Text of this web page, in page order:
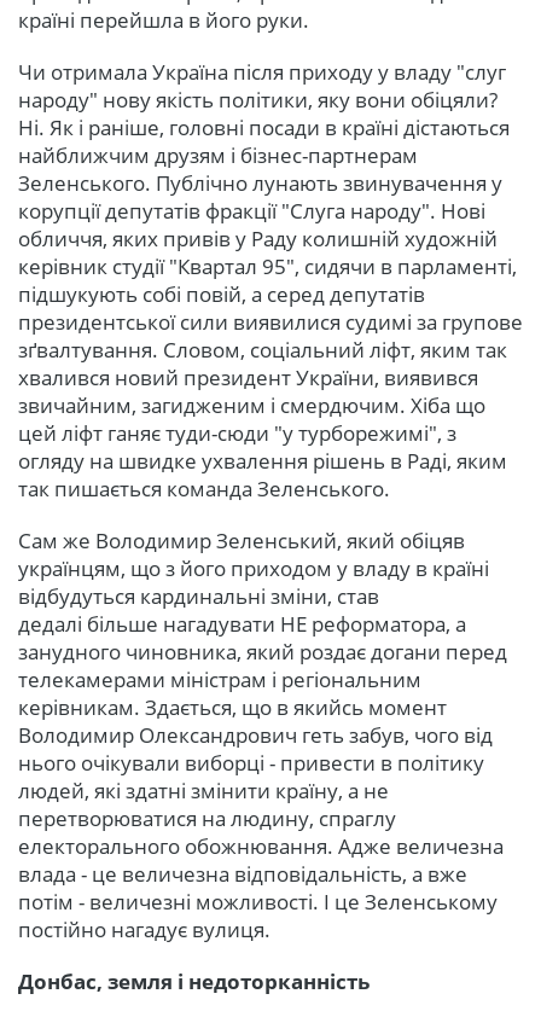
країні перейшла в його руки.
Чи отримала Україна після приходу у владу "слуг
народу" нову якість політики, яку вони обіцяли?
Ні. Як і раніше, головні посади в країні дістаються
найближчим друзям і бізнес-партнерам
Зеленського. Публічно лунають звинувачення у
корупції депутатів фракції "Слуга народу". Нові
обличчя, яких привів у Раду колишній художній
керівник студії "Квартал 95", сидячи в парламенті,
підшукують собі повій, а серед депутатів
президентської сили виявилися судимі за групове
зґвалтування. Словом, соціальний ліфт, яким так
хвалився новий президент України, виявився
звичайним, загидженим і смердючим. Хіба що
цей ліфт ганяє туди-сюди "у турборежимі", з
огляду на швидке ухвалення рішень в Раді, яким
так пишається команда Зеленського.
Сам же Володимир Зеленський, який обіцяв
українцям, що з його приходом у владу в країні
відбудуться кардинальні зміни, став
дедалі більше нагадувати НЕ реформатора, а
занудного чиновника, який роздає догани перед
телекамерами міністрам і регіональним
керівникам. Здається, що в якийсь момент
Володимир Олександрович геть забув, чого від
нього очікували виборці - привести в політику
людей, які здатні змінити країну, а не
перетворюватися на людину, спраглу
електорального обожнювання. Адже величезна
влада - це величезна відповідальність, а вже
потім - величезні можливості. І це Зеленському
постійно нагадує вулиця.
Донбас, земля і недоторканність